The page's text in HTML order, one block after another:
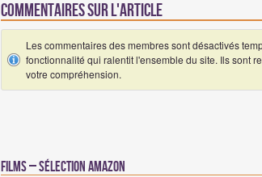
Commentaires sur l'article
Les commentaires des membres sont désactivés
fonctionnalité qui ralentit l'ensemble du site. Ils sont
votre compréhension.
Films – Sélection Amazon